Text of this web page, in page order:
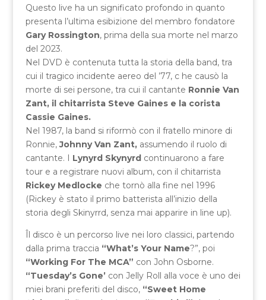
Questo live ha un significato profondo in quanto
presenta l’ultima esibizione del membro fondatore
Gary Rossington, prima della sua morte nel marzo
del 2023.
Nel DVD è contenuta tutta la storia della band, tra
cui il tragico incidente aereo del ’77, c he causò la
morte di sei persone, tra cui il cantante Ronnie Van
Zant, il chitarrista Steve Gaines e la corista
Cassie Gaines.
Nel 1987, la band si riformò con il fratello minore di
Ronnie,Johnny Van Zant,assumendo il ruolo di
cantante. I Lynyrd Skynyrdcontinuarono a fare
tour e a registrare nuovi album, con il chitarrista
Rickey Medlocke che tornò alla fine nel 1996
(Rickey è stato il primo batterista all’inizio della
storia degli Skinyrrd, senza mai apparire in line up).
Îl disco è un percorso live nei loro classici, partendo
dalla prima traccia “What’s Your Name?”, poi
“Working For The MCA” con John Osborne.
“Tuesday’s Gone’con Jelly Roll alla voce è uno dei
miei brani preferiti del disco, “Sweet Home